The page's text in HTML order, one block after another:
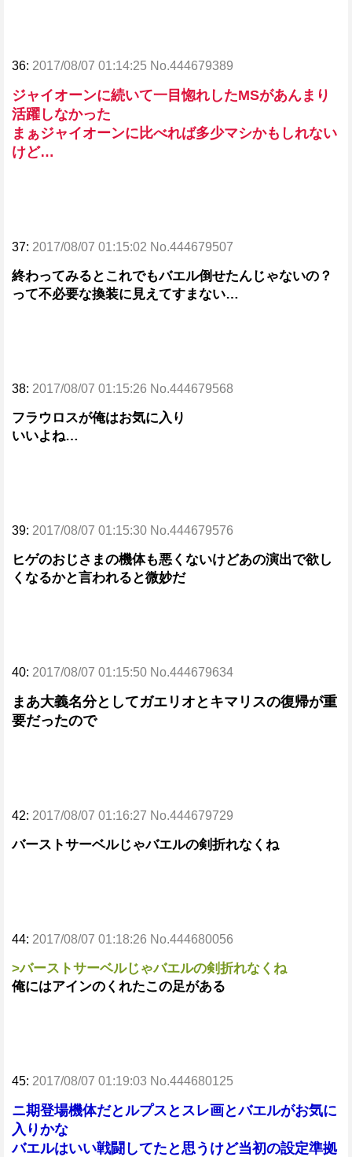
36: 2017/08/07 01:14:25 No.444679389
ジャイオーンに続いて一目惚れしたMSがあんまり
活躍しなかった
まぁジャイオーンに比べれば多少マシかもしれない
けど…
37: 2017/08/07 01:15:02 No.444679507
終わってみるとこれでもバエル倒せたんじゃないの？
って不必要な換装に見えてすまない…
38: 2017/08/07 01:15:26 No.444679568
フラウロスが俺はお気に入り
いいよね…
39: 2017/08/07 01:15:30 No.444679576
ヒゲのおじさまの機体も悪くないけどあの演出で欲し
くなるかと言われると微妙だ
40: 2017/08/07 01:15:50 No.444679634
まあ大義名分としてガエリオとキマリスの復帰が重
要だったので
42: 2017/08/07 01:16:27 No.444679729
バーストサーベルじゃバエルの剣折れなくね
44: 2017/08/07 01:18:26 No.444680056
>バーストサーベルじゃバエルの剣折れなくね
俺にはアインのくれたこの足がある
45: 2017/08/07 01:19:03 No.444680125
ニ期登場機体だとルプスとスレ画とバエルがお気に
入りかな
バエルはいい戦闘してたと思うけど当初の設定準拠